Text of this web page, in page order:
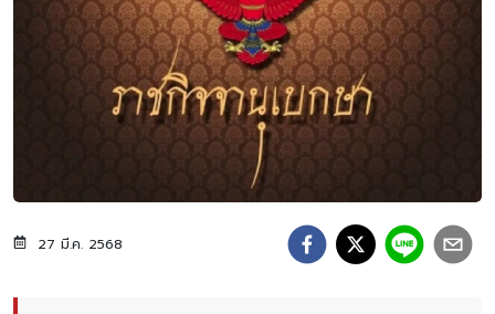
27 มี.ค. 2568